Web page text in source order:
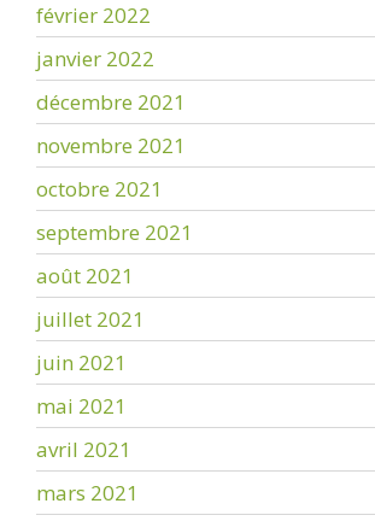
février 2022
janvier 2022
décembre 2021
novembre 2021
octobre 2021
septembre 2021
août 2021
juillet 2021
juin 2021
mai 2021
avril 2021
mars 2021